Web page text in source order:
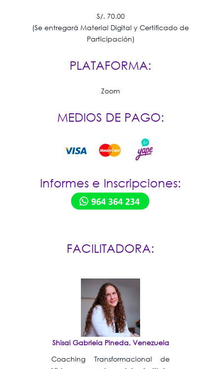
S/. 70.00
(Se entregará Material Digital y Certificado de
Participación)
PLATAFORMA:
Zoom
MEDIOS DE PAGO:
Informes e Inscripciones:
FACILITADORA:
Shisai Gabriela Pineda, Venezuela
Coaching Transformacional de